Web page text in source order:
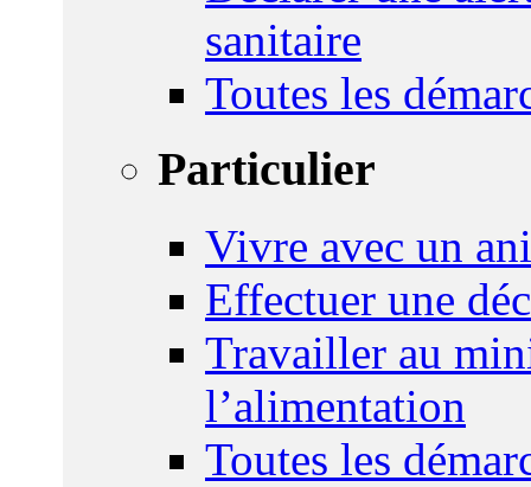
sanitaire
Toutes les
Particulier
Vivre avec un
Effectuer une
Travailler au
l’alimentation
Toutes les